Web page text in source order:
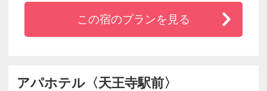
「天王寺」「なんば」へは電車で10分以内、
「梅田」「大阪ドーム」は20分、「関西空港」
この宿のプランを見る
アパホテル〈天王寺駅前〉